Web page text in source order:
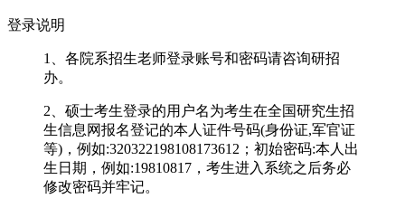
登录说明
1、各院系招生老师登录账号和密码请咨询研招
办。
2、硕士考生登录的用户名为考生在全国研究生招
生信息网报名登记的本人证件号码(身份证,军官证
等)，例如:320322198108173612；初始密码:本人出
生日期，例如:19810817，考生进入系统之后务必
修改密码并牢记。